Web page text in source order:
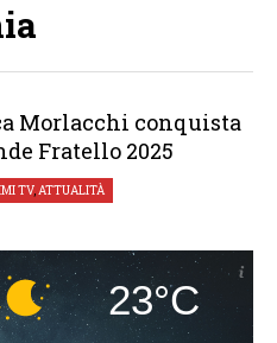
Morlacchi conquista
Fratello 2025
TV,ATTUALITÀ
23°C